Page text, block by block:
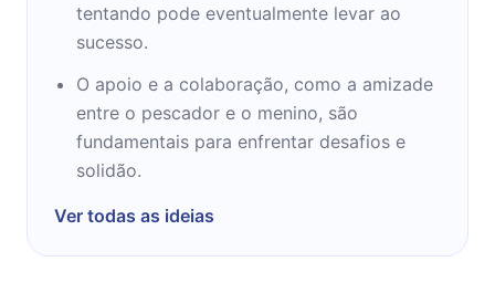
tentando pode eventualmente levar ao
sucesso.
O apoio e a colaboração, como a amizade
entre o pescador e o menino, são
fundamentais para enfrentar desafios e
solidão.
Ver todas as ideias